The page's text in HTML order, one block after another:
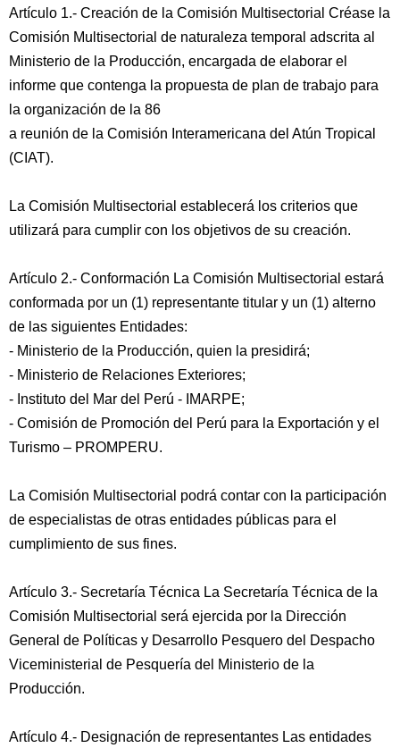
Artículo 1.- Creación de la Comisión Multisectorial Créase la
Comisión Multisectorial de naturaleza temporal adscrita al
Ministerio de la Producción, encargada de elaborar el
informe que contenga la propuesta de plan de trabajo para
la organización de la 86
a reunión de la Comisión Interamericana del Atún Tropical
(CIAT).
La Comisión Multisectorial establecerá los criterios que
utilizará para cumplir con los objetivos de su creación.
Artículo 2.- Conformación La Comisión Multisectorial estará
conformada por un (1) representante titular y un (1) alterno
de las siguientes Entidades:
- Ministerio de la Producción, quien la presidirá;
- Ministerio de Relaciones Exteriores;
- Instituto del Mar del Perú - IMARPE;
- Comisión de Promoción del Perú para la Exportación y el
Turismo – PROMPERU.
La Comisión Multisectorial podrá contar con la participación
de especialistas de otras entidades públicas para el
cumplimiento de sus fines.
Artículo 3.- Secretaría Técnica La Secretaría Técnica de la
Comisión Multisectorial será ejercida por la Dirección
General de Políticas y Desarrollo Pesquero del Despacho
Viceministerial de Pesquería del Ministerio de la
Producción.
Artículo 4.- Designación de representantes Las entidades